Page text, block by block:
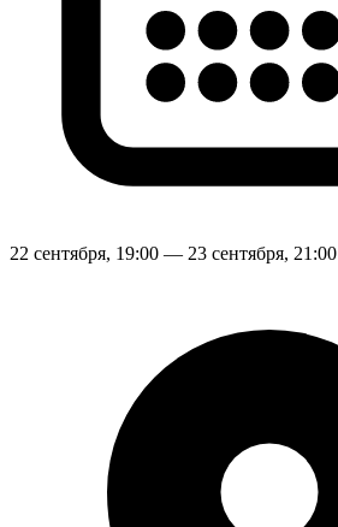
22 сентября, 19:00 — 23 сентября, 21:00